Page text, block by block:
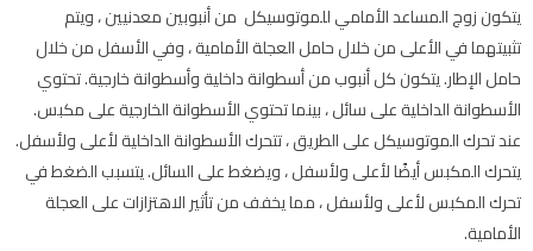
يتكون زوج المساعد الأمامي للموتوسيكل من أنبوبين معدنيين ، ويتم
تثبيتهما في الأعلى من خلال حامل العجلة الأمامية ، وفي الأسفل من خلال
حامل الإطار. يتكون كل أنبوب من أسطوانة داخلية وأسطوانة خارجية. تحتوي
الأسطوانة الداخلية على سائل ، بينما تحتوي الأسطوانة الخارجية على مكبس.
عند تحرك الموتوسيكل على الطريق ، تتحرك الأسطوانة الداخلية لأعلى ولأسفل.
يتحرك المكبس أيضًا لأعلى ولأسفل ، ويضغط على السائل. يتسبب الضغط في
تحرك المكبس لأعلى ولأسفل ، مما يخفف من تأثير الاهتزازات على العجلة
الأمامية.